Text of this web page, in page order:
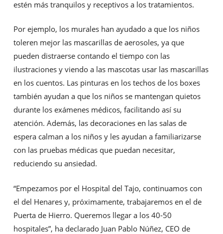
estén más tranquilos y receptivos a los tratamientos.
Por ejemplo, los murales han ayudado a que los niños
toleren mejor las mascarillas de aerosoles, ya que
pueden distraerse contando el tiempo con las
ilustraciones y viendo a las mascotas usar las mascarillas
en los cuentos. Las pinturas en los techos de los boxes
también ayudan a que los niños se mantengan quietos
durante los exámenes médicos, facilitando así su
atención. Además, las decoraciones en las salas de
espera calman a los niños y les ayudan a familiarizarse
con las pruebas médicas que puedan necesitar,
reduciendo su ansiedad.
“Empezamos por el Hospital del Tajo, continuamos con
el del Henares y, próximamente, trabajaremos en el de
Puerta de Hierro. Queremos llegar a los 40-50
hospitales”, ha declarado Juan Pablo Núñez, CEO de